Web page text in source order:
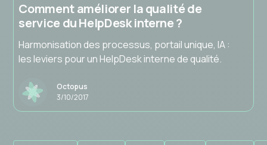
Comment améliorer la qualité de
service du HelpDesk interne ?
Harmonisation des processus, portail unique, IA :
les leviers pour un HelpDesk interne de qualité.
Octopus
3/10/2017